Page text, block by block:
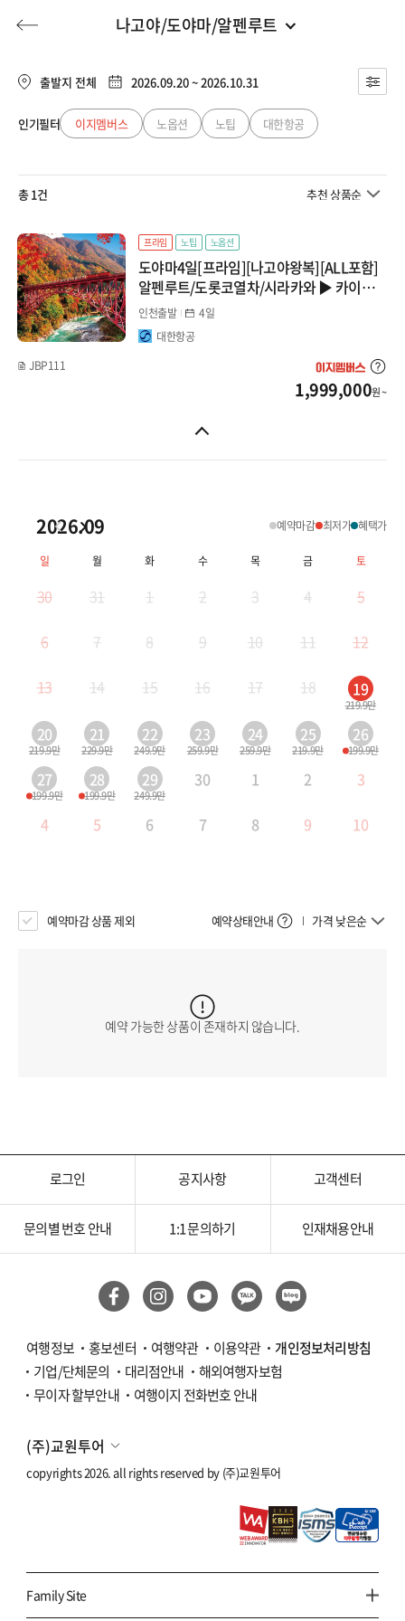
허니문 기획전/홈쇼핑 이벤트/혜택
투어플랜
허니문
나고야/도야마/알펜루트
유럽/아프리카
동남아
일본
대만/홍콩/마카오
미주/캐나다/중남미
호주/뉴질랜드
북해도
큐슈
오키나와
도쿄
나고야/도야마/알펜루트
출발지 전체 2026.09.20 ~ 2026.10.31
인기필터 이지멤버스 노옵션 노팁 대한항공
총 1건 추천 상품순
프라임 노팁 노옵션
도야마4일[프라임][나고야왕복][ALL포함]
알펜루트/도롯코열차/시라카와 ▶ 카이세
키특식+전일정특급
인천출발
4일
대한항공
JBP111
1,999,000원 ~
2026.09
일 월 화 수 목 금 토
30 31 1 2 3 4 5
6 7 8 9 10 11 12
13 14 15 16 17 18 19
219.9만
20
219.9만
21
229.9만
22
249.9만
23
259.9만
24
259.9만
25
219.9만
26
199.9만
27
199.9만
28
199.9만
29
249.9만
30 1 2 3
4 5 6 7 8 9 10
예약마감 최저가 혜택가
예약마감 상품 제외 예약상태안내 가격 낮은순
예약 가능한 상품이 존재하지 않습니다.
로그인 공지사항 고객센터
문의별 번호 안내 1:1 문의하기 인재채용안내
여행정보 홍보센터 여행약관 이용약관
개인정보처리방침
기업/단체문의
대리점안내
해외여행자보험
무이자 할부안내
여행이지 전화번호 안내
(주)교원투어
copyrights 2026. all rights reserved by (주)교원투어
Family Site